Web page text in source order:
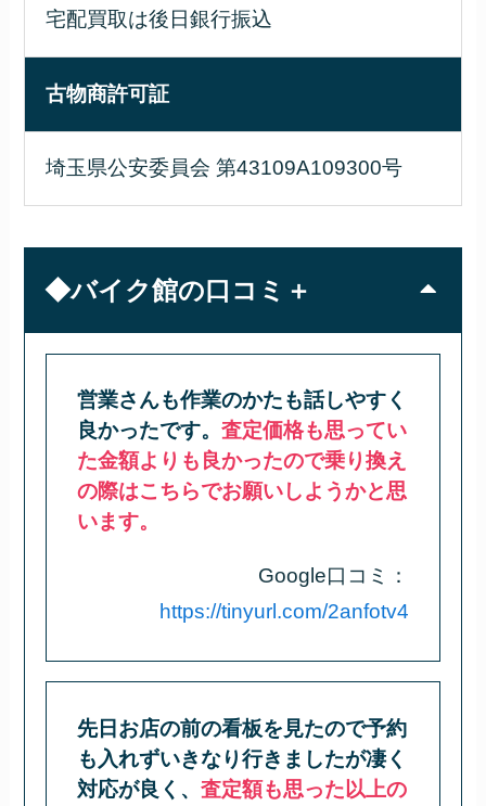
宅配買取は後日銀行振込
古物商許可証
埼玉県公安委員会 第43109A109300号
◆バイク館の口コミ＋
営業さんも作業のかたも話しやすく
良かったです。査定価格も思ってい
た金額よりも良かったので乗り換え
の際はこちらでお願いしようかと思
います。
Google口コミ：
https://tinyurl.com/2anfotv4
先日お店の前の看板を見たので予約
も入れずいきなり行きましたが凄く
対応が良く、査定額も思った以上の